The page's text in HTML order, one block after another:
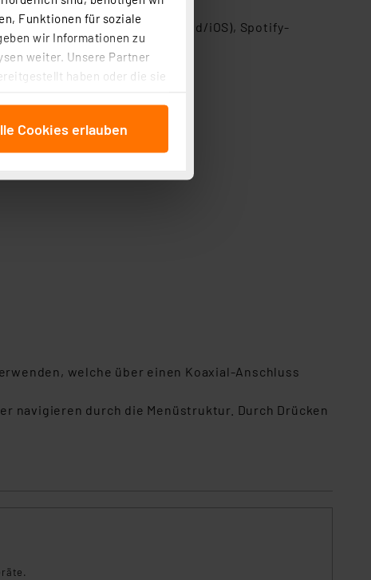
Funktionen für soziale
wir Informationen zu
weiter. Unsere Partner
haben oder die sie
(Art. 6
ist durch Klick auf den
„Cookie Einstellungen“
der Datenschutzerklärung.
Europäer bestehen.
Art der übermittelten
Cookies erlauben
Smartphone/Tablet (Android/iOS), Spotify-
welche über einen Koaxial-Anschluss
navigieren durch die Menüstruktur. Durch Drücken